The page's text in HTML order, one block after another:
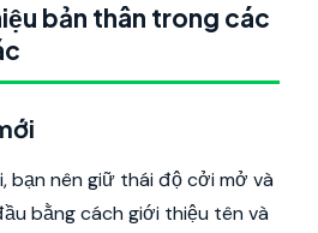
bản thân trong các
bạn nên giữ thái độ cởi mở và
bằng cách giới thiệu tên và